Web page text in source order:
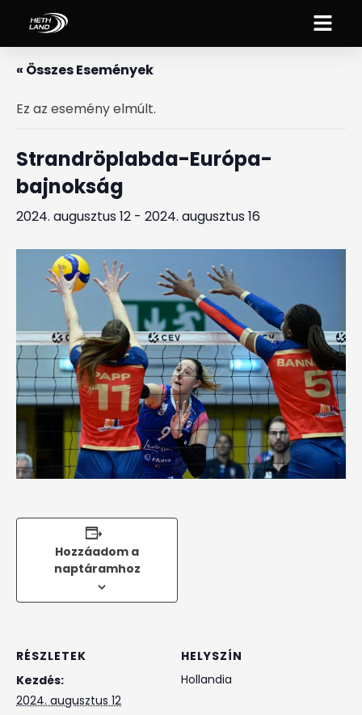
« Összes Események
Ez az esemény elmúlt.
Strandröplabda-Európa-
bajnokság
2024. augusztus 12 - 2024. augusztus 16
Hozzáadom a
naptáramhoz
RÉSZLETEK
Kezdés:
2024. augusztus 12
HELYSZÍN
Hollandia